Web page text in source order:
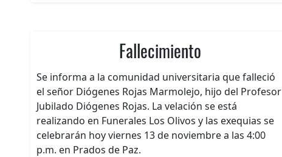
Fallecimiento
Se informa a la comunidad universitaria que falleció
el señor Diógenes Rojas Marmolejo, hijo del Profesor
Jubilado Diógenes Rojas. La velación se está
realizando en Funerales Los Olivos y las exequias se
celebrarán hoy viernes 13 de noviembre a las 4:00
p.m. en Prados de Paz.